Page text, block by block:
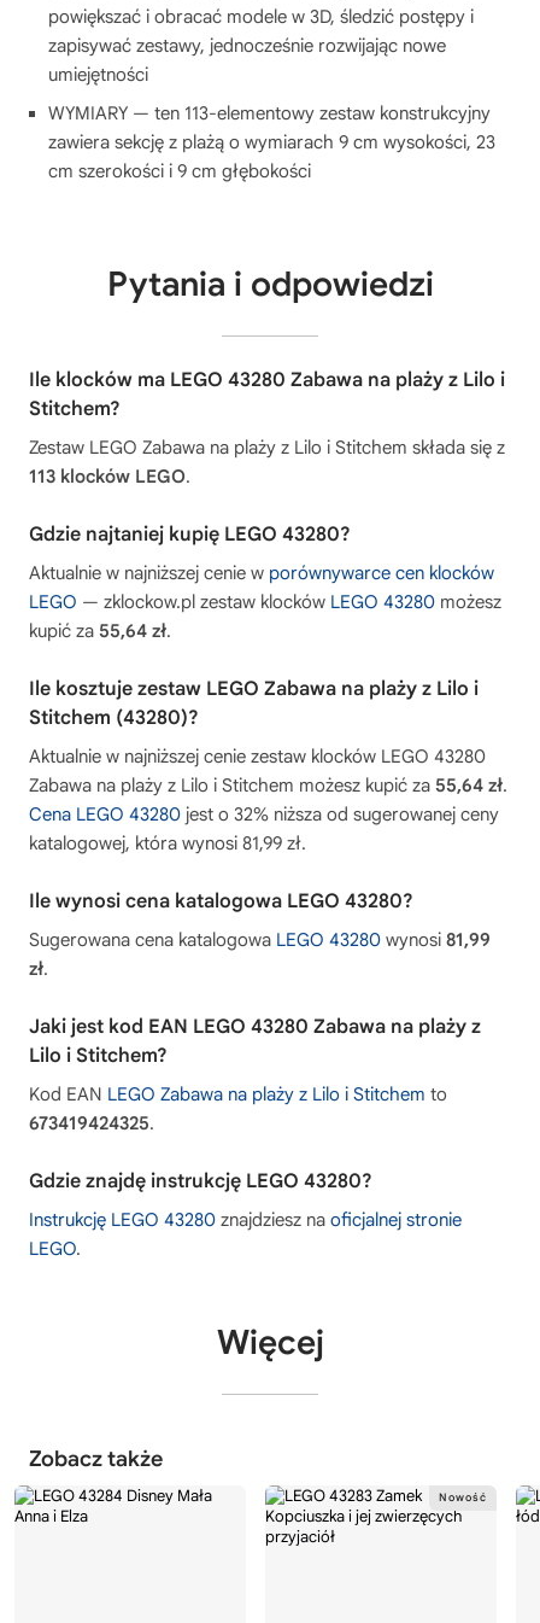
powiększać i obracać modele w 3D, śledzić postępy i
zapisywać zestawy, jednocześnie rozwijając nowe
umiejętności
WYMIARY — ten 113-elementowy zestaw konstrukcyjny
zawiera sekcję z plażą o wymiarach 9 cm wysokości, 23
cm szerokości i 9 cm głębokości
Pytania i odpowiedzi
Ile klocków ma LEGO 43280 Zabawa na plaży z Lilo i
Stitchem?
Zestaw LEGO Zabawa na plaży z Lilo i Stitchem składa się z
113 klocków LEGO.
Gdzie najtaniej kupię LEGO 43280?
Aktualnie w najniższej cenie w porównywarce cen klocków
LEGO — zklockow.pl zestaw klocków LEGO 43280 możesz
kupić za 55,64 zł.
Ile kosztuje zestaw LEGO Zabawa na plaży z Lilo i
Stitchem (43280)?
Aktualnie w najniższej cenie zestaw klocków LEGO 43280
Zabawa na plaży z Lilo i Stitchem możesz kupić za 55,64 zł.
Cena LEGO 43280 jest o 32% niższa od sugerowanej ceny
katalogowej, która wynosi 81,99 zł.
Ile wynosi cena katalogowa LEGO 43280?
Sugerowana cena katalogowa LEGO 43280 wynosi 81,99
zł.
Jaki jest kod EAN LEGO 43280 Zabawa na plaży z
Lilo i Stitchem?
Kod EAN LEGO Zabawa na plaży z Lilo i Stitchem to
673419424325.
Gdzie znajdę instrukcję LEGO 43280?
Instrukcję LEGO 43280 znajdziesz na oficjalnej stronie
LEGO.
Więcej
Zobacz także